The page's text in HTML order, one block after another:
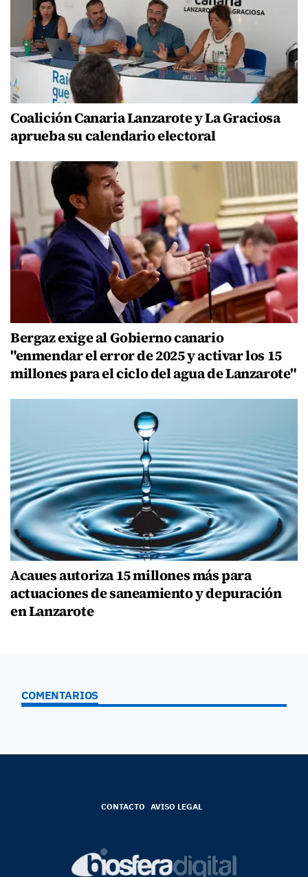
Coalición Canaria Lanzarote y La Graciosa
aprueba su calendario electoral
Bergaz exige al Gobierno canario
"enmendar el error de 2025 y activar los 15
millones para el ciclo del agua de Lanzarote"
Acaues autoriza 15 millones más para
actuaciones de saneamiento y depuración
en Lanzarote
COMENTARIOS
CONTACTO AVISO LEGAL